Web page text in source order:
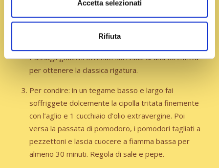
Accetta selezionati
Rifiuta
panetto morbido e compatto.Lavora l’impasto un
pezzo alla volta: prima fallo rotolare con i palmi delle
mani sulla spianatoiainfarinata per formare un
Passagli gnocchi ottenuti suirebbi di una forchetta
per ottenere la classica rigatura.
Per condire: in un tegame basso e largo fai
soffriggete dolcemente la cipolla tritata finemente
con l’aglio e 1 cucchiaio d’olio extravergine. Poi
versa la passata di pomodoro, i pomodori tagliati a
pezzettoni e lascia cuocere a fiamma bassa per
almeno 30 minuti. Regola di sale e pepe.